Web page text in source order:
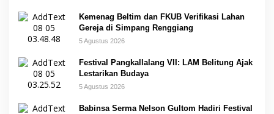
Kemenag Beltim dan FKUB Verifikasi Lahan
Gereja di Simpang Renggiang
5 Agustus 2026
Festival Pangkallalang VII: LAM Belitung Ajak
Lestarikan Budaya
5 Agustus 2026
Babinsa Serma Nelson Gultom Hadiri Festival